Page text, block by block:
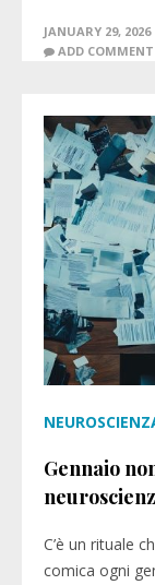
JANUARY 29, 2026
ADD COMMENT
Gennaio
C’è un rituale
comica ogni